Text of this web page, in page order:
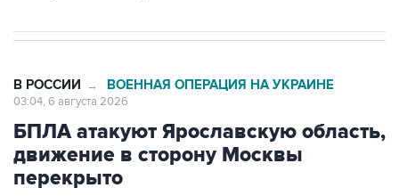
В РОССИИ → ВОЕННАЯ ОПЕРАЦИЯ НА УКРАИНЕ
03:04, 6 августа 2026
БПЛА атакуют Ярославскую область,
движение в сторону Москвы
перекрыто